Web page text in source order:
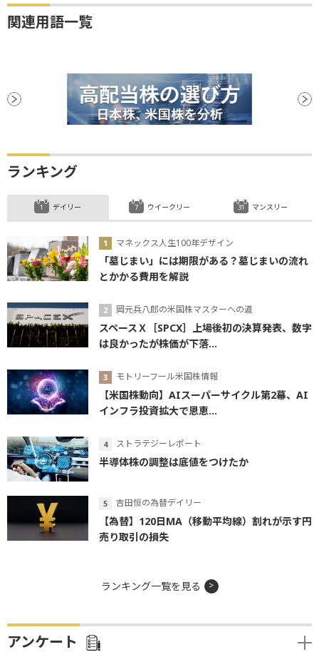
関連用語一覧
ランキング
デイリー
マネックス人生100年デザイン
「墓じまい」には期限がある？墓じまいの流れ
とかかる費用を解説
岡元兵八郎の米国株マスターへの道
スペースＸ［SPCX］上場後初の決算発表、数字
は良かったが株価が下落...
モトリーフール米国株情報
【米国株動向】AIスーパーサイクル第2幕、AI
インフラ投資拡大で恩恵...
ストラテジーレポート
半導体株の調整は底値をつけたか
吉田恒の為替デイリー
【為替】120日MA（移動平均線）割れが示す円
売り取引の損失
ウイークリー マンスリー
ランキング一覧を見る
アンケート